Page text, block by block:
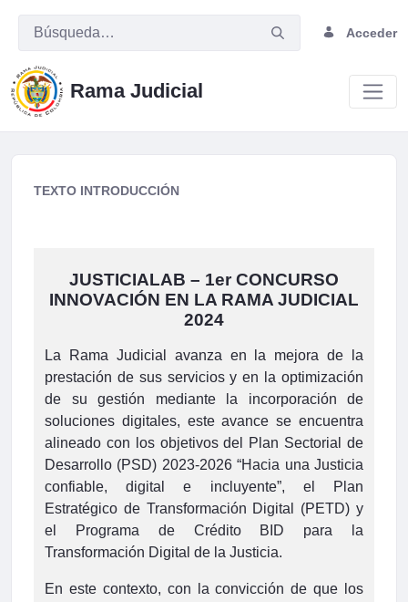
Acceder
Rama Judicial
Comunicado de la Comisión
TEXTO INTRODUCCIÓN
JUSTICIALAB – 1er CONCURSO
INNOVACIÓN EN LA RAMA JUDICIAL
2024
La Rama Judicial avanza en la mejora de la
prestación de sus servicios y en la optimización
de su gestión mediante la incorporación de
soluciones digitales, este avance se encuentra
alineado con los objetivos del Plan Sectorial de
Desarrollo (PSD) 2023-2026 “Hacia una Justicia
confiable, digital e incluyente”, el Plan
Estratégico de Transformación Digital (PETD) y
el Programa de Crédito BID para la
Transformación Digital de la Justicia.
En este contexto, con la convicción de que los